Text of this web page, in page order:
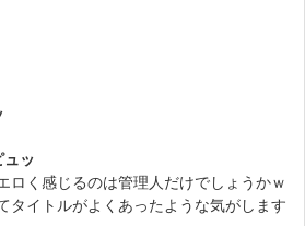
ュッ
ロく感じるのは管理人だけでしょうかｗ
タイトルがよくあったような気がします